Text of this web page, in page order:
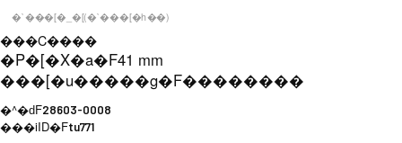
�`���[�_�[(�`���[�h��)
���C����
�P�[�X�a�F41 mm
���[�u�����g�F��������
�^�ԁF28603-0008
���iID�Ftu771